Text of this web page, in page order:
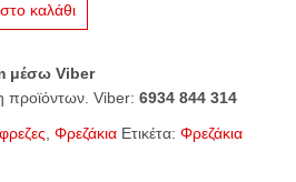
καλάθι
μέσω Viber
προϊόντων. Viber: 6934 844 314
Φρεζάκια Ετικέτα: Φρεζάκια